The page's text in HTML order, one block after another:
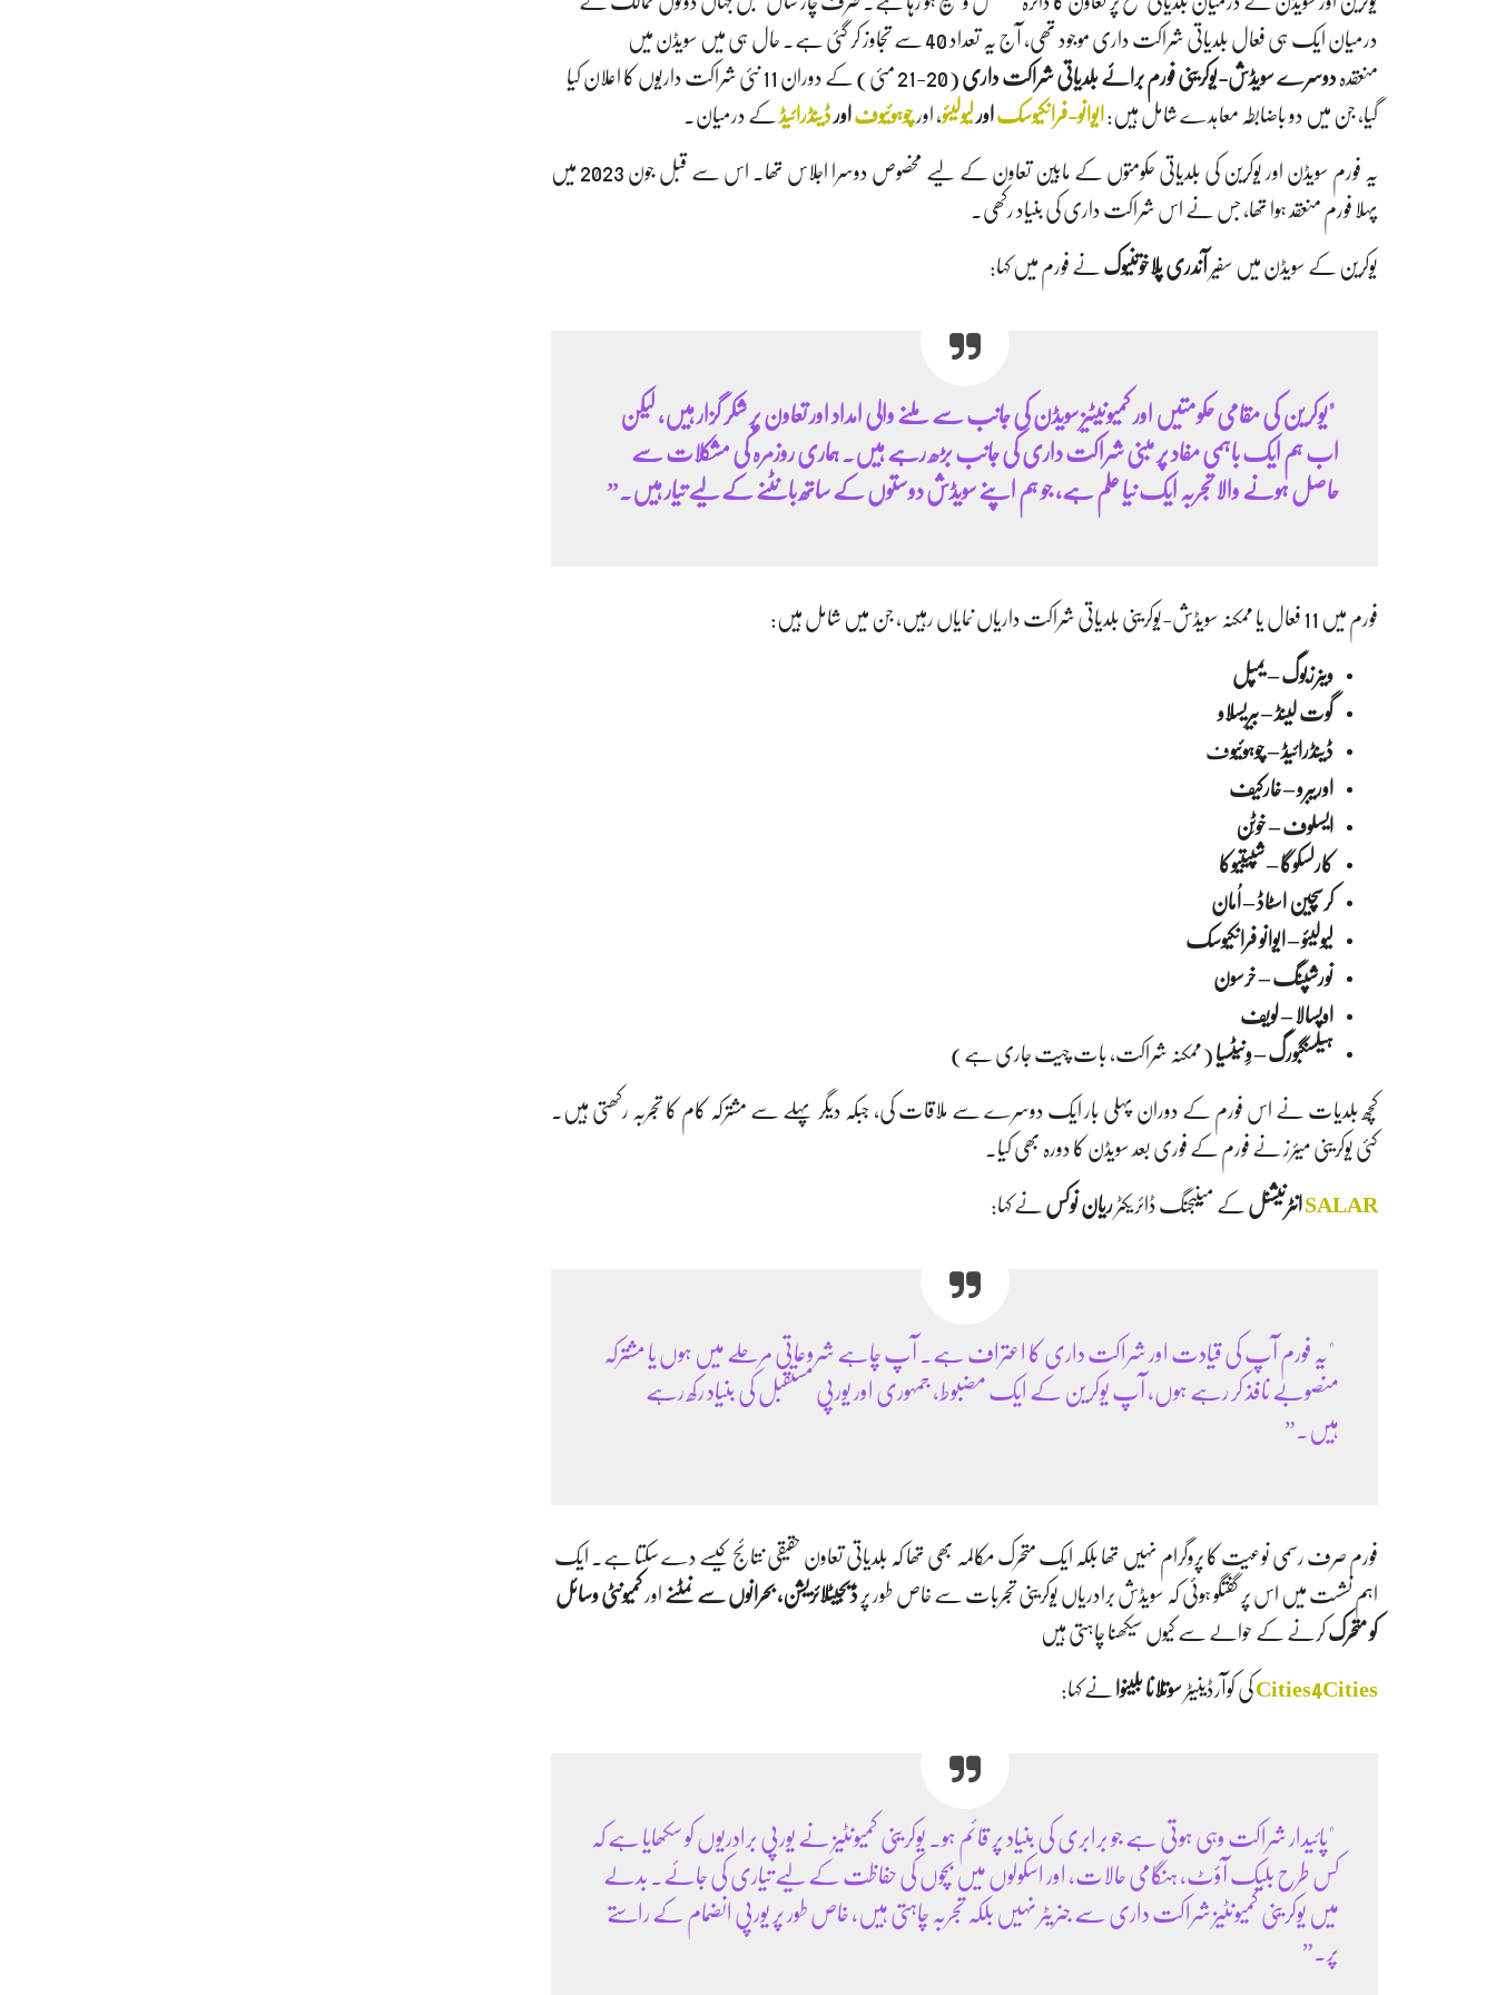
درمیان ایک ہی فعال بلدیاتی شراکت داری موجود تھی، آج یہ تعداد 40 سے تجاوز کر گئی ہے۔ حال ہی میں سویڈن میں
منعقدہ دوسرے سویڈش-یوکرینی فورم برائے بلدیاتی شراکت داری
(20-21 مئی) کے دوران 11 نئی شراکت داریوں کا اعلان کیا
گیا، جن میں دو باضابطہ معاہدے شامل ہیں:ایوانو-فرانکیوسکاور لیولیئو، اور چوہوئیوفاور ڈینڈرائیڈ کے درمیان۔
یہ فورم سویڈن اور یوکرین کی بلدیاتی حکومتوں کے مابین تعاون کے لیے مخصوص دوسرا اجلاس تھا۔ اس سے قبل جون 2023 میں
پہلا فورم منعقد ہوا تھا، جس نے اس شراکت داری کی بنیاد رکھی۔
یوکرین کے سویڈن میں سفیر آندری پلاخوتنیوک نے فورم میں کہا:
"یوکرین کی مقامی حکومتیں اور کمیونیٹیز سویڈن کی جانب سے ملنے والی امداد اور تعاون پر شکر گزار ہیں، لیکن
اب ہم ایک باہمی مفاد پر مبنی شراکت داری کی جانب بڑھ رہے ہیں۔ ہماری روزمرہ کی مشکلات سے
حاصل ہونے والا تجربہ ایک نیا علم ہے، جو ہم اپنے سویڈش دوستوں کے ساتھ بانٹنے کے لیے تیار ہیں۔”
فورم میں 11 فعال یا ممکنہ سویڈش-یوکرینی بلدیاتی شراکت داریاں نمایاں رہیں، جن میں شامل ہیں:
وینرزبوگ – یمپل
گوت لینڈ – بیریسلاو
ڈینڈرائیڈ – چوہوئیوف
اوریبرو – خارکیف
ایسلوف – خوٹِن
کارلسکوگا – شپیتیوکا
کرسچین اسٹاڈ – اُمان
لیولیئو – ایوانو فرانکیوسک
نورشپنگ – خرسون
اوپسالا – لویف
ہیلسنگبورگ – وِنیٹسیا (ممکنہ شراکت، بات چیت جاری ہے)
کچھ بلدیات نے اس فورم کے دوران پہلی بار ایک دوسرے سے ملاقات کی، جبکہ دیگر پہلے سے مشترکہ کام کا تجربہ رکھتی ہیں۔
کئی یوکرینی میئرز نے فورم کے فوری بعد سویڈن کا دورہ بھی کیا۔
SALARانٹرنیشنل کے مینیجنگ ڈائریکٹرریان نوکس نے کہا:
"یہ فورم آپ کی قیادت اور شراکت داری کا اعتراف ہے۔ آپ چاہے شروعاتی مرحلے میں ہوں یا مشترکہ
منصوبے نافذ کر رہے ہوں، آپ یوکرین کے ایک مضبوط، جمہوری اور یورپی مستقبل کی بنیاد رکھ رہے
ہیں۔”
فورم صرف رسمی نوعیت کا پروگرام نہیں تھا بلکہ ایک متحرک مکالمہ بھی تھا کہ بلدیاتی تعاون حقیقی نتائج کیسے دے سکتا ہے۔ ایک
اہم نشست میں اس پر گفتگو ہوئی کہ سویڈش برادریاں یوکرینی تجربات سے خاص طور پر ڈیجیٹلائزیشن، بحرانوں سے نمٹنے اور کمیونٹی وسائل
کو متحرک کرنے کے حوالے سے کیوں سیکھنا چاہتی ہیں
Cities4Citiesکی کوآرڈینیٹر سوتلانا بلینوا نے کہا:
"پائیدار شراکت وہی ہوتی ہے جو برابری کی بنیاد پر قائم ہو۔ یوکرینی کمیونٹیز نے یورپی برادریوں کو سکھایا ہے کہ
کس طرح بلیک آؤٹ، ہنگامی حالات، اور اسکولوں میں بچوں کی حفاظت کے لیے تیاری کی جائے۔ بدلے
میں یوکرینی کمیونٹیز شراکت داری سے جنریٹر نہیں بلکہ تجربہ چاہتی ہیں، خاص طور پر یورپی انضمام کے راستے
پر۔”